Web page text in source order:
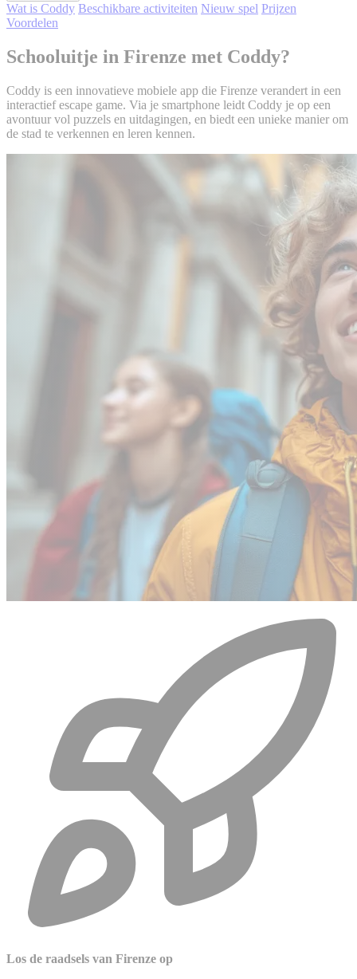
Wat is Coddy Beschikbare activiteiten Nieuw spel Prijzen
Voordelen
Schooluitje in Firenze met Coddy?
Coddy is een innovatieve mobiele app die Firenze verandert in een
interactief escape game. Via je smartphone leidt Coddy je op een
avontuur vol puzzels en uitdagingen, en biedt een unieke manier om
de stad te verkennen en leren kennen.
Los de raadsels van Firenze op